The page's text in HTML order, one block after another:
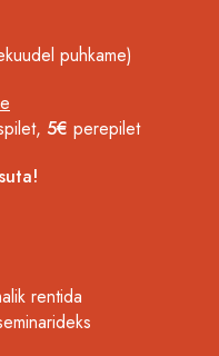
puhkame)
5€ perepilet
rentida